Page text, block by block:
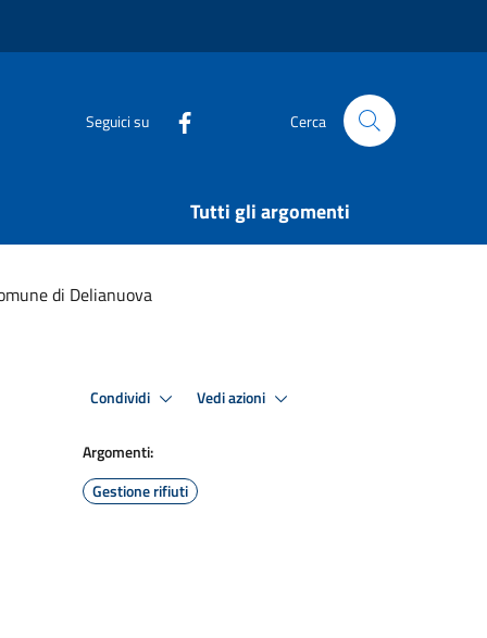
Seguici su Cerca
Tutti gli argomenti
di Delianuova
Condividi Vedi azioni
Argomenti:
Gestione rifiuti